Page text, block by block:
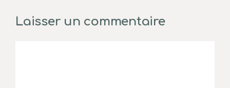
Laisser un commentaire